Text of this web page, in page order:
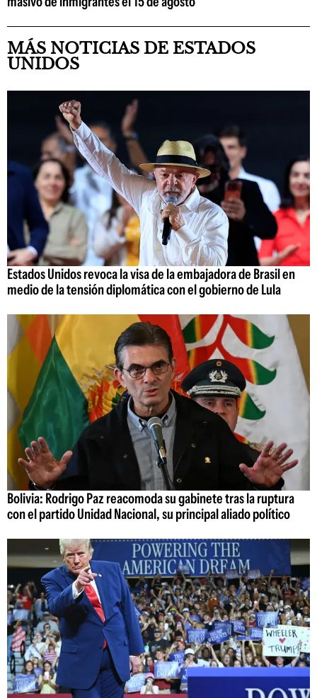
MÁS NOTICIAS DE ESTADOS
UNIDOS
Estados Unidos revoca la visa de la embajadora de Brasil en
medio de la tensión diplomática con el gobierno de Lula
Bolivia: Rodrigo Paz reacomoda su gabinete tras la ruptura
con el partido Unidad Nacional, su principal aliado político